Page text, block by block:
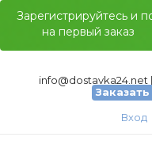
Зарегистрируйтесь и
на первый заказ
info@dostavka24.net |
Вход